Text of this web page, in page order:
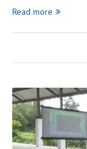
Read more